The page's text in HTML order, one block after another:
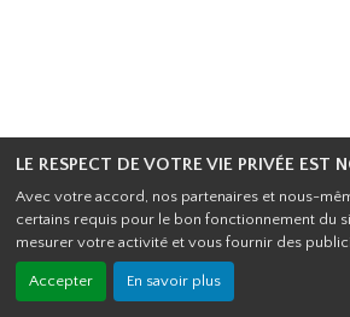
LE RESPECT DE VOTRE VIE PRIVÉE EST
Avec votre accord, nos partenaires et nous-
certains requis pour le bon fonctionnement du
mesurer votre activité et vous fournir des
Accepter En savoir plus